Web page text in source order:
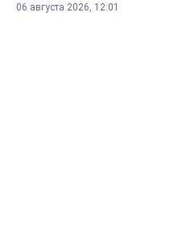
06 августа 2026, 12:01